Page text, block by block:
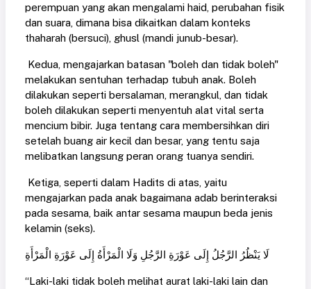
perempuan yang akan mengalami haid, perubahan fisik
dan suara, dimana bisa dikaitkan dalam konteks
thaharah (bersuci), ghusl (mandi junub-besar).
Kedua, mengajarkan batasan "boleh dan tidak boleh"
melakukan sentuhan terhadap tubuh anak. Boleh
dilakukan seperti bersalaman, merangkul, dan tidak
boleh dilakukan seperti menyentuh alat vital serta
mencium bibir. Juga tentang cara membersihkan diri
setelah buang air kecil dan besar, yang tentu saja
melibatkan langsung peran orang tuanya sendiri.
Ketiga, seperti dalam Hadits di atas, yaitu
mengajarkan pada anak bagaimana adab berinteraksi
pada sesama, baik antar sesama maupun beda jenis
kelamin (seks).
لَا يَنْظُرُ الرَّجُلُ إِلَى عَوْرَةِ الرَّجُلِ وَلَا الْمَرْأَةُ إِلَى عَوْرَةِ الْمَرْأَةِ
“Laki-laki tidak boleh melihat aurat laki-laki lain dan